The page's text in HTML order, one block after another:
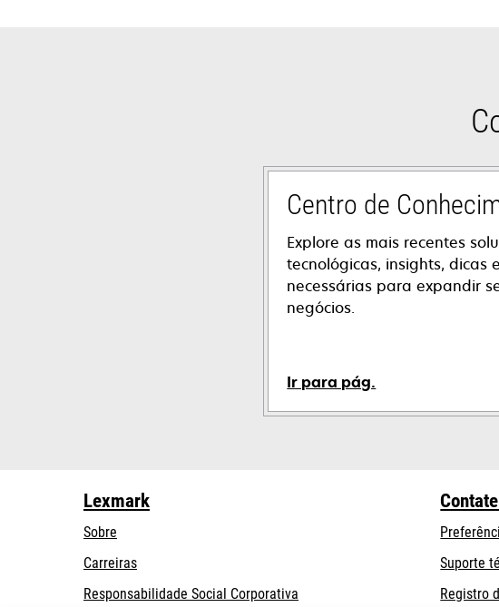
Centro de
Explore as mais recentes
tecnológicas, insights, dicas
necessárias para expandir
negócios.
Ir para pág.
Lexmark
Sobre
Carreiras
Responsabilidade Social Corporativa
Suporte
Registro